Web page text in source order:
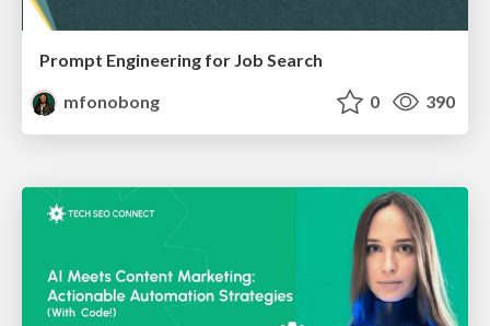
Prompt Engineering for Job Search
mfonobong
0 390